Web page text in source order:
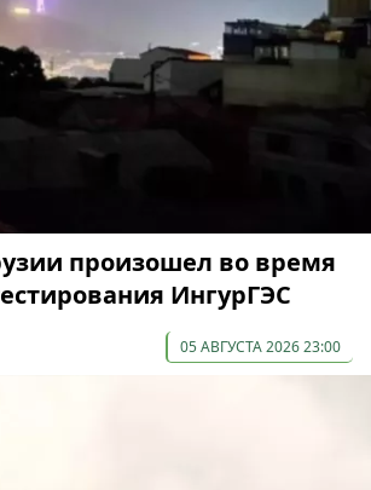
произошел во время
ИнгурГЭС
05 АВГУСТА 2026 23:00